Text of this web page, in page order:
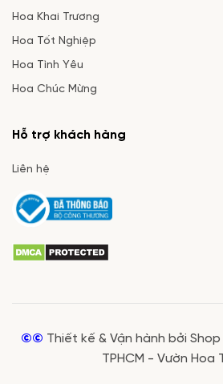
Hoa Khai Trương
Hoa Tốt Nghiệp
Hoa Tình Yêu
Hoa Chúc Mừng
Hỗ trợ khách hàng
Liên hệ
©© Thiết kế & Vận hành bởi
TPHCM - Vườn Hoa